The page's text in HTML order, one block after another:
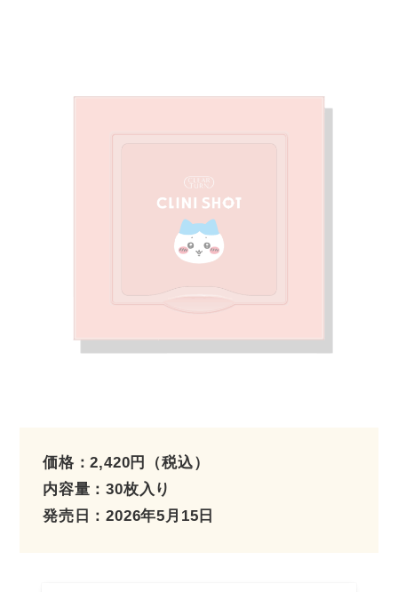
価格：2,420円（税込）
内容量：30枚入り
発売日：2026年5月15日